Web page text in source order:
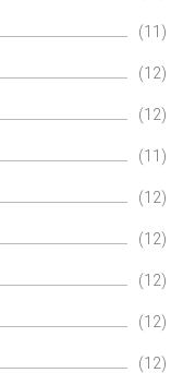
(11)
(12)
(12)
(11)
(12)
(12)
(12)
(12)
(12)